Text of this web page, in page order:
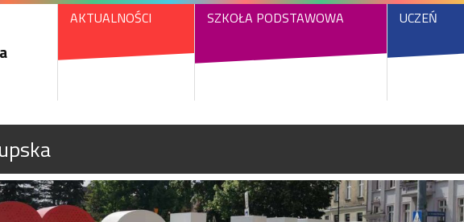
AKTUALNOŚCI SZKOŁA PODSTAWOWA UCZEŃ